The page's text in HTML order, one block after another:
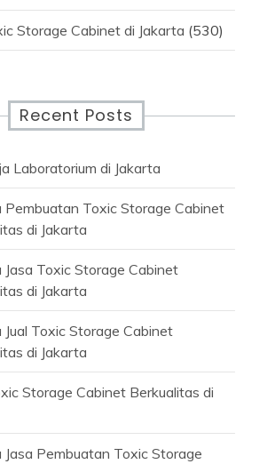
Storage Cabinet di Jakarta (530)
Recent Posts
Laboratorium di Jakarta
Pembuatan Toxic Storage Cabinet
di Jakarta
Jasa Toxic Storage Cabinet
di Jakarta
Jual Toxic Storage Cabinet
di Jakarta
Storage Cabinet Berkualitas di
Jasa Pembuatan Toxic Storage